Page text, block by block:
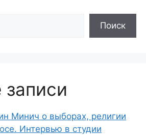
Поиск
Минич о выборах, религии
Интервью в студии